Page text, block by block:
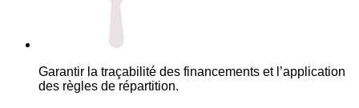
Garantir la traçabilité des financements et l’application
des règles de répartition.